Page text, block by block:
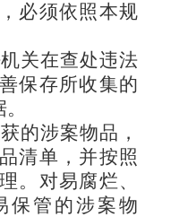
必须依照本规
关在查处违法
保存所收集的
的涉案物品，
清单，并按照
。对易腐烂、
保管的涉案物